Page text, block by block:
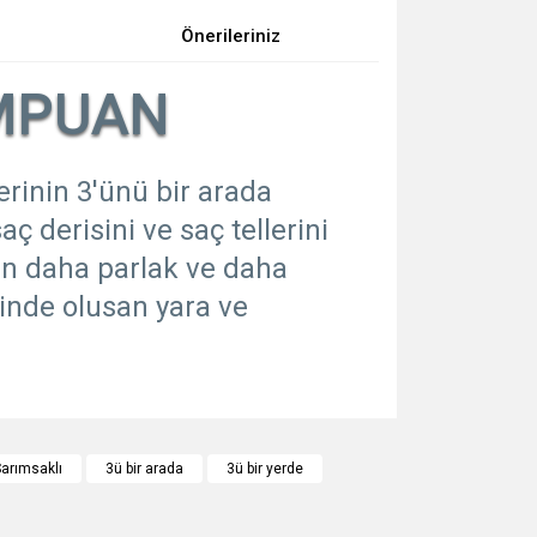
Önerileriniz
3'ünü bir arada
derisini ve saç tellerini
daha parlak ve daha
olusan yara ve
3ü bir arada 3ü bir yerde